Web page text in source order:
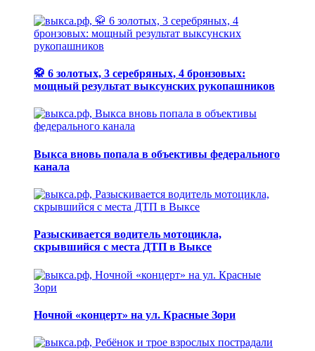
🥋 6 золотых, 3 серебряных, 4 бронзовых:
мощный результат выксунских рукопашников
Выкса вновь попала в объективы федерального
канала
Разыскивается водитель мотоцикла,
скрывшийся с места ДТП в Выксе
Ночной «концерт» на ул. Красные Зори